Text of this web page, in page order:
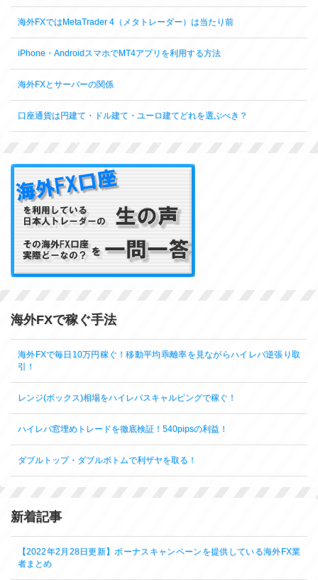
海外FXではMetaTrader 4（メタトレーダー）は当たり前
iPhone・AndroidスマホでMT4アプリを利用する方法
海外FXとサーバーの関係
口座通貨は円建て・ドル建て・ユーロ建てどれを選ぶべき？
海外FXで稼ぐ手法
海外FXで毎日10万円稼ぐ！移動平均乖離率を見ながらハイレバ逆張り取
引！
レンジ(ボックス)相場をハイレバスキャルピングで稼ぐ！
ハイレバ窓埋めトレードを徹底検証！540pipsの利益！
ダブルトップ・ダブルボトムで利ザヤを取る！
新着記事
【2022年2月28日更新】ボーナスキャンペーンを提供している海外FX業
者まとめ